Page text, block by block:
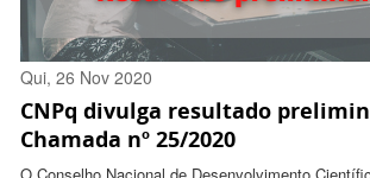
Qui, 26 Nov 2020
17:37:00 -0300
CNPq divulga resultado
Chamada nº 25/2020